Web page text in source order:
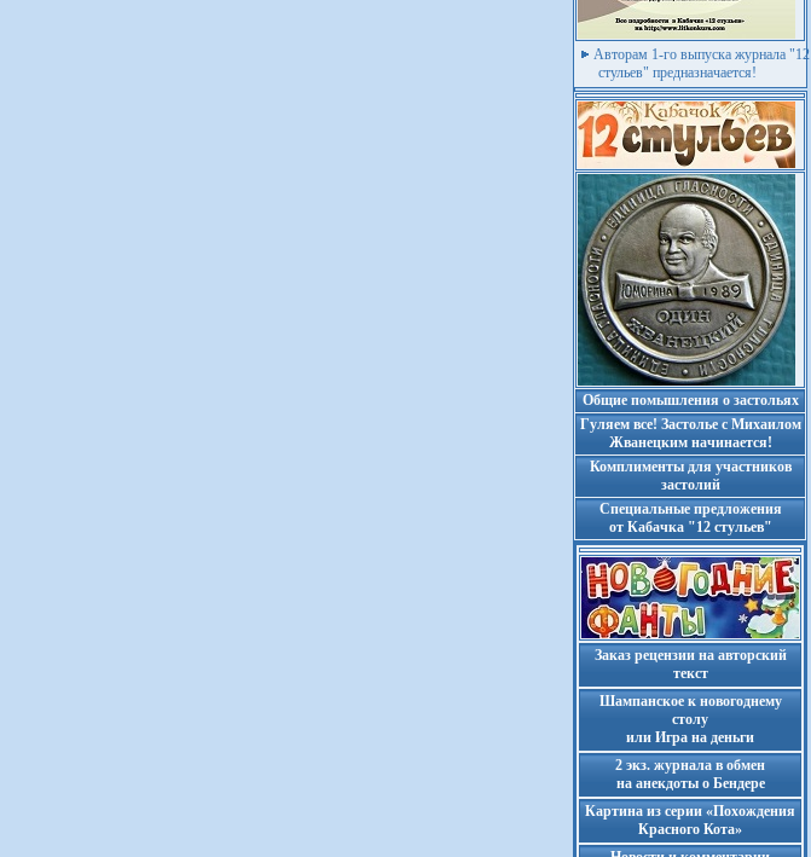
Авторам 1-го выпуска журнала "12
стульев" предназначается!
Общие помышления о застольях
Гуляем все! Застолье с Михаилом
Жванецким начинается!
Комплименты для участников
застолий
Cпециальные предложения
от Кабачка "12 стульев"
Заказ рецензии на авторский
текст
Шампанское к новогоднему
столу
или Игра на деньги
2 экз. журнала в обмен
на анекдоты о Бендере
Картина из серии «Похождения
Красного Кота»